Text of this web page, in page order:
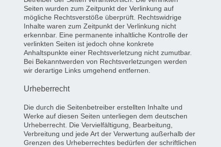
Seiten wurden zum Zeitpunkt der Verlinkung auf
mögliche Rechtsverstöße überprüft. Rechtswidrige
Inhalte waren zum Zeitpunkt der Verlinkung nicht
erkennbar. Eine permanente inhaltliche Kontrolle der
verlinkten Seiten ist jedoch ohne konkrete
Anhaltspunkte einer Rechtsverletzung nicht zumutbar.
Bei Bekanntwerden von Rechtsverletzungen werden
wir derartige Links umgehend entfernen.
Urheberrecht
Die durch die Seitenbetreiber erstellten Inhalte und
Werke auf diesen Seiten unterliegen dem deutschen
Urheberrecht. Die Vervielfältigung, Bearbeitung,
Verbreitung und jede Art der Verwertung außerhalb der
Grenzen des Urheberrechtes bedürfen der schriftlichen